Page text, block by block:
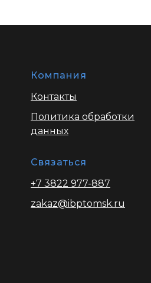
Компания
Контакты
Политика обработки
данных
Связаться
+7 3822 977-887
zakaz@ibptomsk.ru